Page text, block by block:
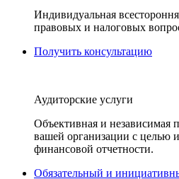
Индивидуальная
правовых и налоговых
Получить консультацию
Аудиторские услуги
Объективная и независимая
вашей организации с целью
финансовой отчетности.
Обязательный и